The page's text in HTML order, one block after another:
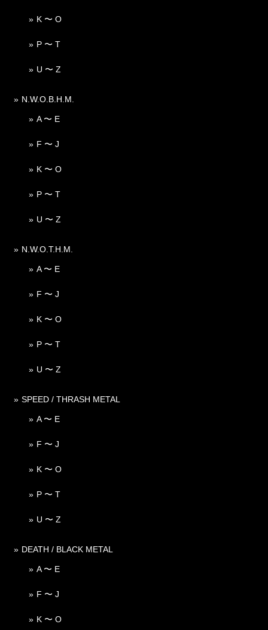
K 〜 O
P 〜 T
U 〜 Z
N.W.O.B.H.M.
A 〜 E
F 〜 J
K 〜 O
P 〜 T
U 〜 Z
N.W.O.T.H.M.
A 〜 E
F 〜 J
K 〜 O
P 〜 T
U 〜 Z
SPEED / THRASH METAL
A 〜 E
F 〜 J
K 〜 O
P 〜 T
U 〜 Z
DEATH / BLACK METAL
A 〜 E
F 〜 J
K 〜 O